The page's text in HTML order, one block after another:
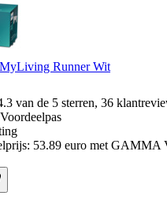
Runner Wit
van de 5 sterren, 36
53.89 euro met GAMMA